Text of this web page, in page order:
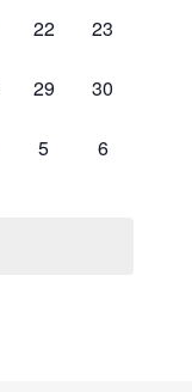
0 eventos,
22 0 eventos,
23
0 eventos,
29 0 eventos,
30
0 eventos,
5 0 eventos,
6